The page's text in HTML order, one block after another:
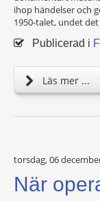
ihop händelser och
1950-talet, undet
Publicerad i
Läs mer ...
torsdag, 06
När